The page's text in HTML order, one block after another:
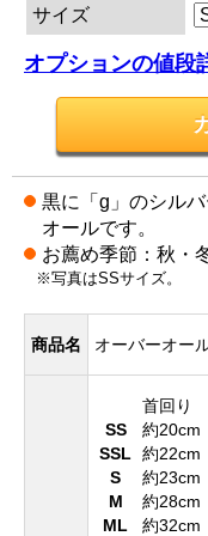
サイズ
オプションの値段
黒に「g」のシル
オールです。
お薦め季節：秋・
※写真はSSサイズ。
商品名 オーバーオー
首回り
SS
約20cm
SSL
約22cm
S
約23cm
M
約28cm
ML
約32cm